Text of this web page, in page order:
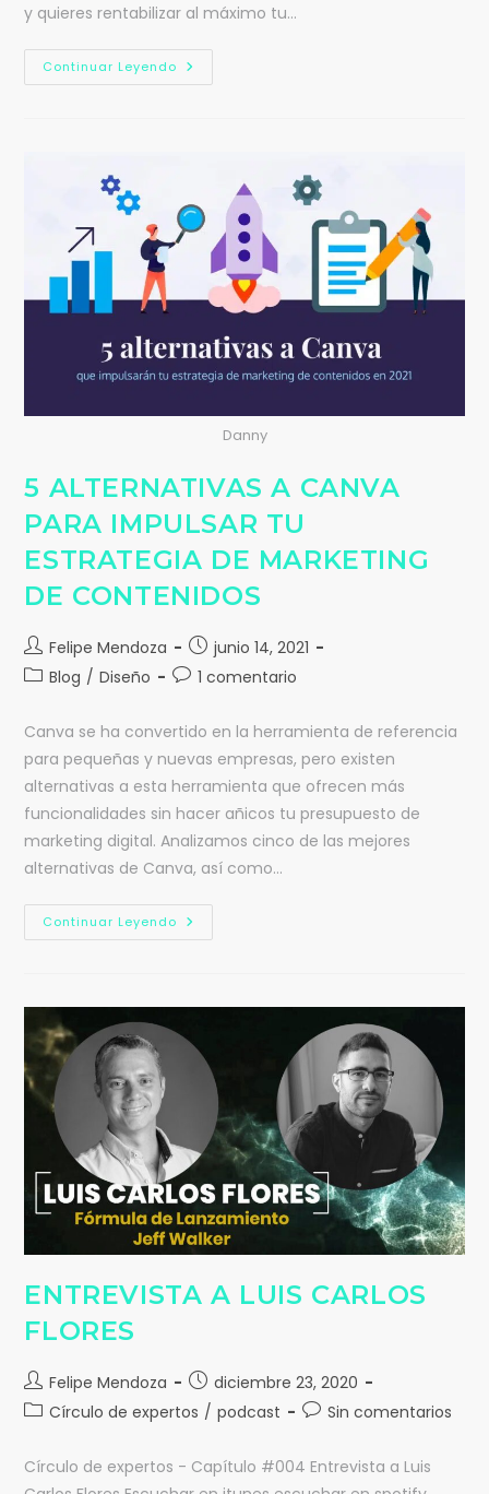
y quieres rentabilizar al máximo tu…
Continuar Leyendo
Danny
5 ALTERNATIVAS A CANVA
PARA IMPULSAR TU
ESTRATEGIA DE MARKETING
DE CONTENIDOS
Felipe Mendoza
junio 14, 2021
Blog / Diseño 1 comentario
Canva se ha convertido en la herramienta de referencia
para pequeñas y nuevas empresas, pero existen
alternativas a esta herramienta que ofrecen más
funcionalidades sin hacer añicos tu presupuesto de
marketing digital. Analizamos cinco de las mejores
alternativas de Canva, así como…
Continuar Leyendo
ENTREVISTA A LUIS CARLOS
FLORES
Felipe Mendoza
diciembre 23, 2020
Círculo de expertos / podcast Sin comentarios
Círculo de expertos - Capítulo #004 Entrevista a Luis